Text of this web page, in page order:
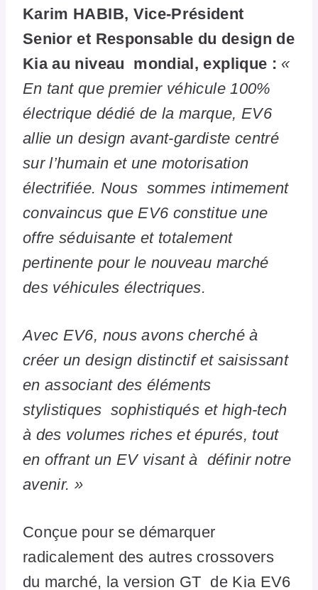
Karim HABIB, Vice-Président
Senior et Responsable du design de
Kia au niveau mondial, explique : «
En tant que premier véhicule 100%
électrique dédié de la marque, EV6
allie un design avant-gardiste centré
sur l’humain et une motorisation
électrifiée. Nous sommes intimement
convaincus que EV6 constitue une
offre séduisante et totalement
pertinente pour le nouveau marché
des véhicules électriques.
Avec EV6, nous avons cherché à
créer un design distinctif et saisissant
en associant des éléments
stylistiques sophistiqués et high-tech
à des volumes riches et épurés, tout
en offrant un EV visant à définir notre
avenir. »
Conçue pour se démarquer
radicalement des autres crossovers
du marché, la version GT de Kia EV6